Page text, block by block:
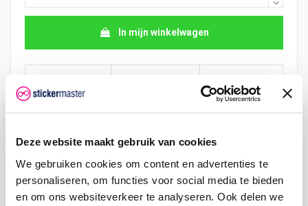
Deze website maakt gebruik van cookies
We gebruiken cookies om content en advertenties te
personaliseren, om functies voor social media te bieden
en om ons websiteverkeer te analyseren. Ook delen we
In mijn winkelwagen
€ 0,47
25 € 0,43 € 1,88
50 € 0,40 € 5,00